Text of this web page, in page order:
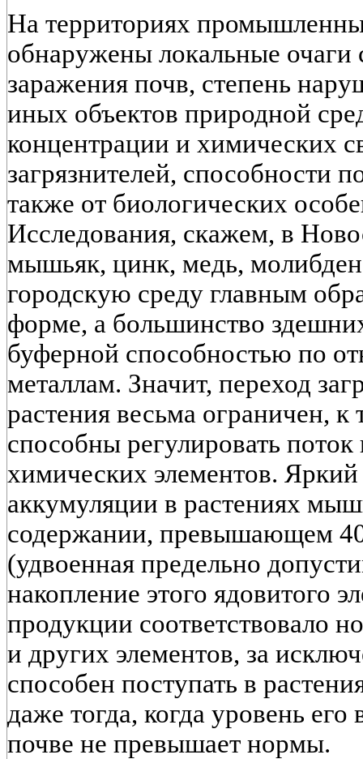
На территориях
обнаружены локальные очаги
заражения почв, степень
иных объектов природной
концентрации и химических
загрязнителей, способности
также от биологических
Исследования, скажем, в
мышьяк, цинк, медь,
городскую среду главным
форме, а большинство
буферной способностью по
металлам. Значит, переход
растения весьма ограничен,
способны регулировать
химических элементов.
аккумуляции в растениях
содержании, превышающем
(удвоенная предельно
накопление этого ядовитого
продукции соответствовало
и других элементов, за
способен поступать в
даже тогда, когда уровень
почве не превышает нормы.